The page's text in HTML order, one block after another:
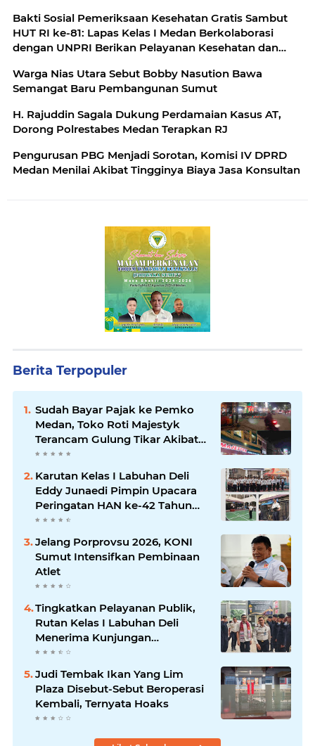
Bakti Sosial Pemeriksaan Kesehatan Gratis Sambut
HUT RI ke-81: Lapas Kelas I Medan Berkolaborasi
dengan UNPRI Berikan Pelayanan Kesehatan dan
Warga Nias Utara Sebut Bobby Nasution Bawa
Semangat Baru Pembangunan Sumut
H. Rajuddin Sagala Dukung Perdamaian Kasus AT,
Dorong Polrestabes Medan Terapkan RJ
Pengurusan PBG Menjadi Sorotan, Komisi IV DPRD
Medan Menilai Akibat Tingginya Biaya Jasa Konsultan
Berita Terpopuler
Sudah Bayar Pajak ke Pemko
Medan, Toko Roti Majestyk
Terancam Gulung Tikar Akibat
Akses Jalan Ditutup Pedagang
Angkringan
Karutan Kelas I Labuhan Deli
Eddy Junaedi Pimpin Upacara
Peringatan HAN ke-42 Tahun
2026
Jelang Porprovsu 2026, KONI
Sumut Intensifkan Pembinaan
Atlet
Tingkatkan Pelayanan Publik,
Rutan Kelas I Labuhan Deli
Menerima Kunjungan
Rombongan Staf Khusus
Menteri Imipas
Judi Tembak Ikan Yang Lim
Plaza Disebut-Sebut Beroperasi
Kembali, Ternyata Hoaks